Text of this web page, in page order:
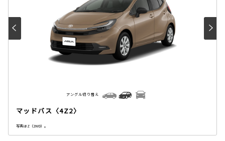
マッドバス〈4Z2〉
写真はZ（2WD）。
アングル切り替え